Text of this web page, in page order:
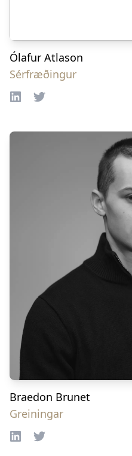
Ólafur Atlason
Sérfræðingur
LinkedInTwitter
Braedon Brunet
Greiningar
LinkedInTwitter